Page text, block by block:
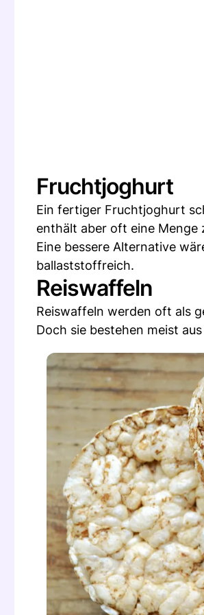
Fruchtjoghurt
Ein fertiger Fruchtjoghurt
enthält aber oft eine Menge
Eine bessere Alternative
ballaststoffreich.
Reiswaffeln
Reiswaffeln werden oft als
Doch sie bestehen meist